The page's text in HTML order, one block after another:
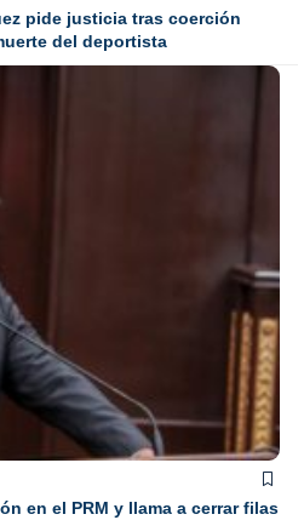
pide justicia tras coerción
del deportista
en el PRM y llama a cerrar filas